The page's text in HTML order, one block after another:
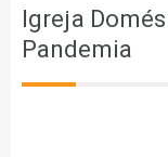
Igreja
Pandemia